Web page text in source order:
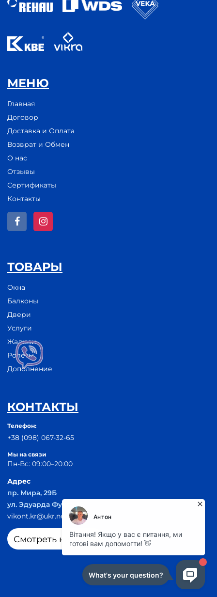
МЕНЮ
Главная
Договор
Доставка и Оплата
Возврат и Обмен
О нас
Отзывы
Сертификаты
Контакты
ТОВАРЫ
Окна
Балконы
Двери
Услуги
Жалюзи
Ролеты
Дополнение
КОНТАКТЫ
Телефон:
+38 (098) 067-32-65
Мы на связи
Пн-Вс: 09:00–20:00
Адрес
пр. Мира, 29Б
ул. Эдуарда Фукса 55
vikont.kr@ukr.net
Смотреть на карте